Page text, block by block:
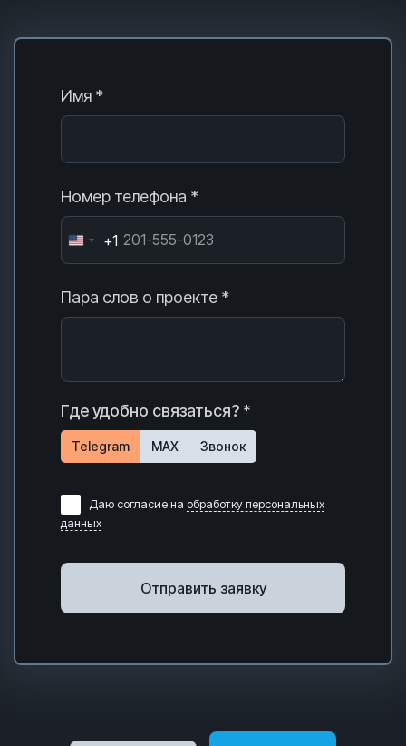
Имя *
Номер телефона *
+1
Пара слов о проекте *
Где удобно связаться? *
Telegram MAX Звонок
Даю согласие на обработку персональных
данных
Отправить заявку